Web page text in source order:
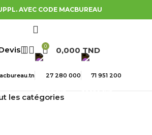
AVEC CODE MACBUREAU
0 0,000 TND
27 280 000 71 951 200
les catégories